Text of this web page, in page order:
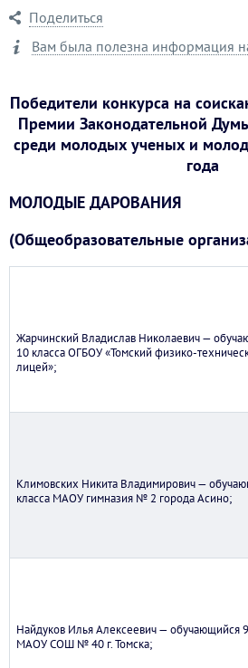
Поделиться
Вам была полезна информация
Победители конкурса на
Премии Законодательной
среди молодых ученых и
года
МОЛОДЫЕ ДАРОВАНИЯ
(Общеобразовательные
Жарчинский Владислав Николаевич —
10 класса ОГБОУ «Томский физико-
лицей»;
Климовских Никита Владимирович —
класса МАОУ гимназия № 2 города Асино;
Найдуков Илья Алексеевич — обучающийся
МАОУ СОШ № 40 г. Томска;